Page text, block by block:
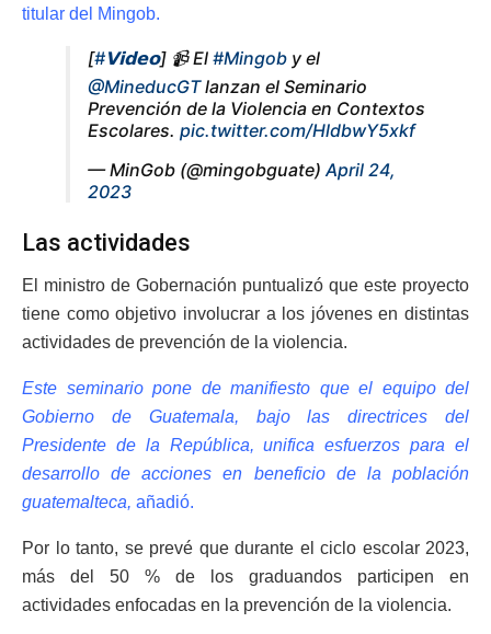
titular del Mingob.
[#𝗩𝗶𝗱𝗲𝗼] 📹 El #Mingob y el
@MineducGTlanzan el Seminario
Prevención de la Violencia en Contextos
Escolares. pic.twitter.com/HldbwY5xkf
— MinGob (@mingobguate)April 24,
2023
Las actividades
El ministro de Gobernación puntualizó que este proyecto
tiene como objetivo involucrar a los jóvenes en distintas
actividades de prevención de la violencia.
Este seminario pone de manifiesto que el equipo del
Gobierno de Guatemala, bajo las directrices del
Presidente de la República, unifica esfuerzos para el
desarrollo de acciones en beneficio de la población
guatemalteca, añadió.
Por lo tanto, se prevé que durante el ciclo escolar 2023,
más del 50 % de los graduandos participen en
actividades enfocadas en la prevención de la violencia.